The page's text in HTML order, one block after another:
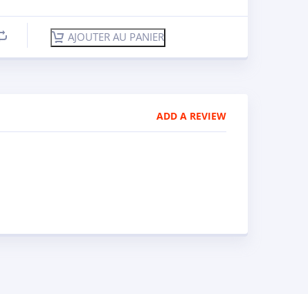
AJOUTER AU PANIER
ADD A REVIEW